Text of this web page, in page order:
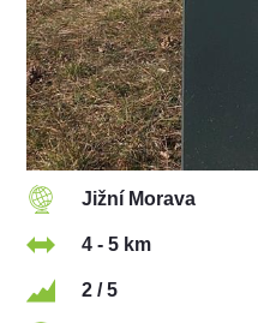
Jižní Morava
4 - 5 km
2 / 5